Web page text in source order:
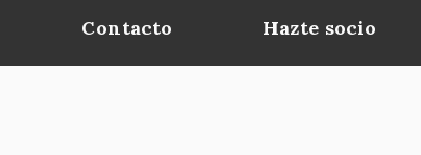
Contacto Hazte socio